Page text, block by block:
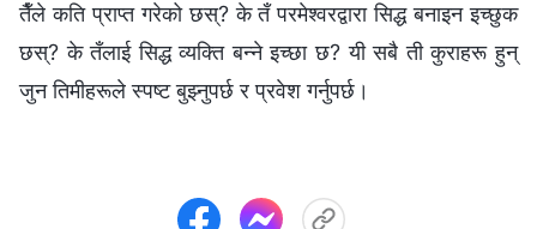
तैँले कति प्राप्त गरेको छस्? के तँ परमेश्‍वरद्वारा सिद्ध बनाइन इच्छुक
छस्? के तँलाई सिद्ध व्यक्ति बन्ने इच्छा छ? यी सबै ती कुराहरू हुन्
जुन तिमीहरूले स्पष्ट बुझ्नुपर्छ र प्रवेश गर्नुपर्छ।